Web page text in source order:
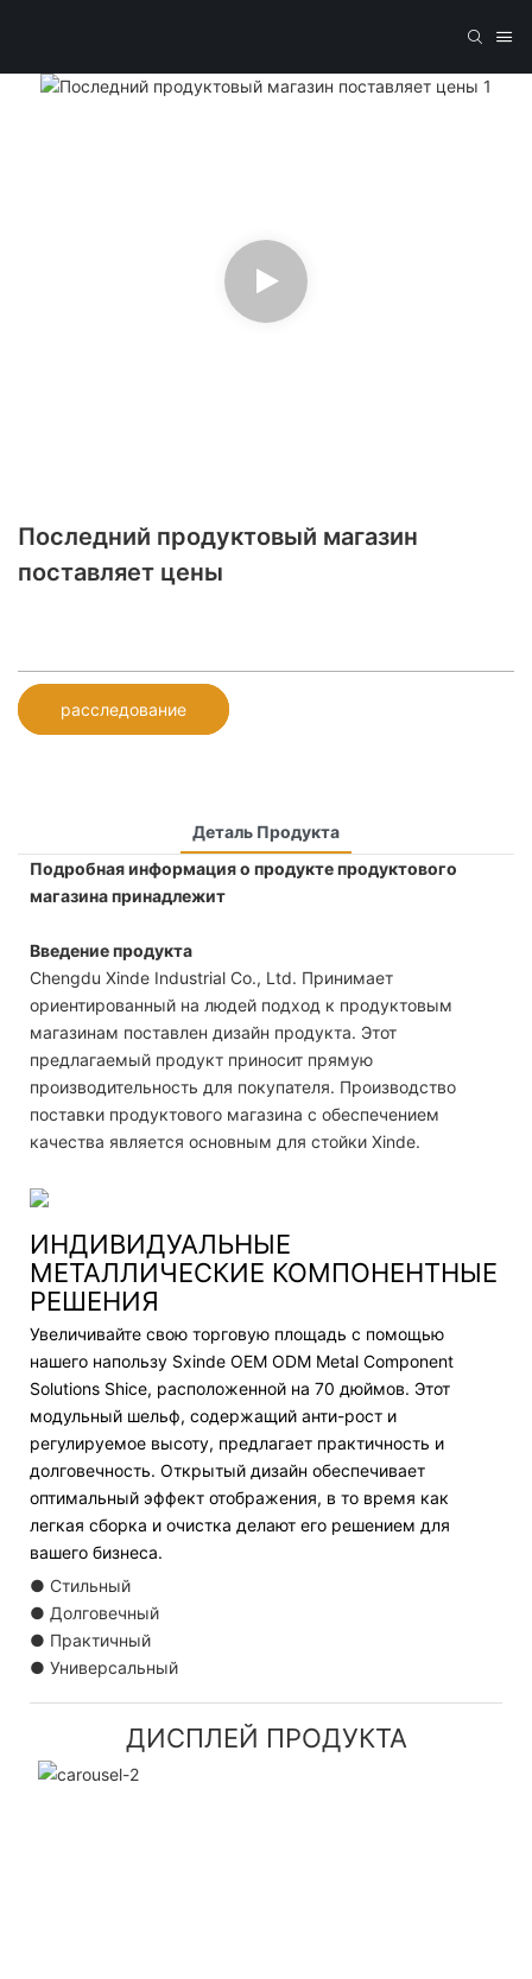
Последний продуктовый магазин
поставляет цены
расследование
Деталь Продукта
Подробная информация о продукте продуктового
магазина принадлежит
Введение продукта
Chengdu Xinde Industrial Co., Ltd. Принимает
ориентированный на людей подход к продуктовым
магазинам поставлен дизайн продукта. Этот
предлагаемый продукт приносит прямую
производительность для покупателя. Производство
поставки продуктового магазина с обеспечением
качества является основным для стойки Xinde.
ИНДИВИДУАЛЬНЫЕ
МЕТАЛЛИЧЕСКИЕ КОМПОНЕНТНЫЕ
РЕШЕНИЯ
Увеличивайте свою торговую площадь с помощью
нашего напользу Sxinde OEM ODM Metal Component
Solutions Shice, расположенной на 70 дюймов. Этот
модульный шельф, содержащий анти-рост и
регулируемое высоту, предлагает практичность и
долговечность. Открытый дизайн обеспечивает
оптимальный эффект отображения, в то время как
легкая сборка и очистка делают его решением для
вашего бизнеса.
● Стильный
● Долговечный
● Практичный
● Универсальный
ДИСПЛЕЙ ПРОДУКТА